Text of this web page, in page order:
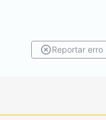
Reportar erro